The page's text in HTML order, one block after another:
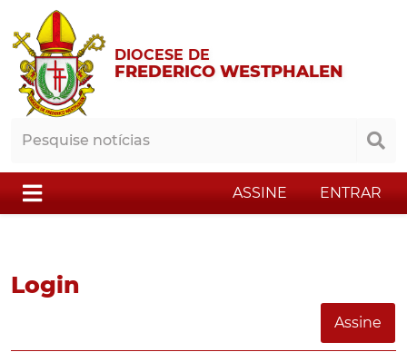
DIOCESE DE
FREDERICO WESTPHALEN
ASSINE ENTRAR
Login
Assine